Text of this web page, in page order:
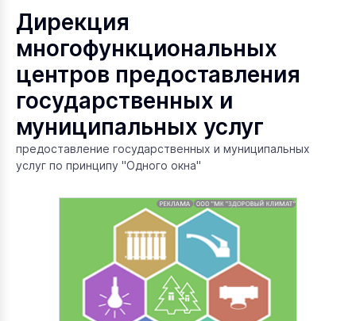
Дирекция
многофункциональных
центров предоставления
государственных и
муниципальных услуг
предоставление государственных и муниципальных
услуг по принципу "Одного окна"